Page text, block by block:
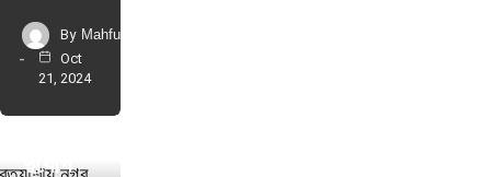
By Mahfuz
Oct
21, 2024
দুর্যোগ